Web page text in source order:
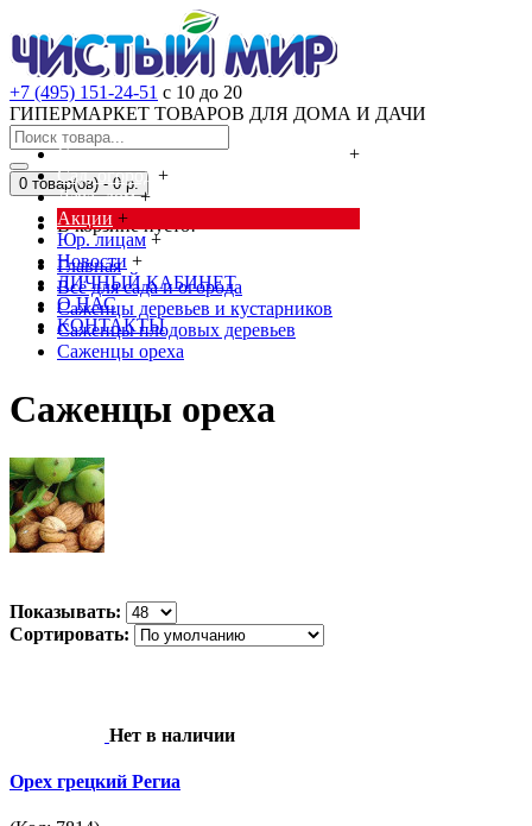
+7 (495) 151-24-51 с 10 до 20
ГИПЕРМАРКЕТ ТОВАРОВ ДЛЯ ДОМА И ДАЧИ
Cредства от насекомых и грызунов
+
Сад, огород +
Дача, дом +
Акции +
Юр. лицам +
Новости +
ЛИЧНЫЙ КАБИНЕТ
О НАС
КОНТАКТЫ
0 товар(ов) - 0 р.
В корзине пусто!
Главная
Всё для сада и огорода
Саженцы деревьев и кустарников
Саженцы плодовых деревьев
Саженцы ореха
Саженцы ореха
Показывать:
Сортировать:
Нет в наличии
Орех грецкий Региа